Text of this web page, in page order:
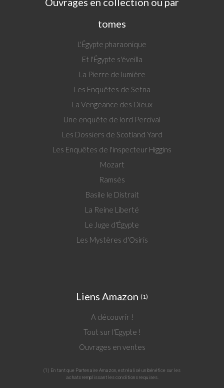
tomes
L'Égypte pharaonique
Et l'Égypte s'éveilla
La Pierre de lumière
Les Enquêtes de Setna
La Vengeance des Dieux
Une enquête de lord Percival
Les Dossiers de Scotland Yard
Les Enquêtes de l'inspecteur Higgins
Mozart
Ramsès
Basile le Distrait
La Reine Liberté
Le Juge d'Égypte
Les Mystères d'Osiris
Liens Amazon (1)
A découvrir !
Tout sur l'Egypte !
Ouvrages en ventes
(1) En tant que Partenaire Amazon, est réalisé un bénéfice sur les
achats remplissant les conditions requises.